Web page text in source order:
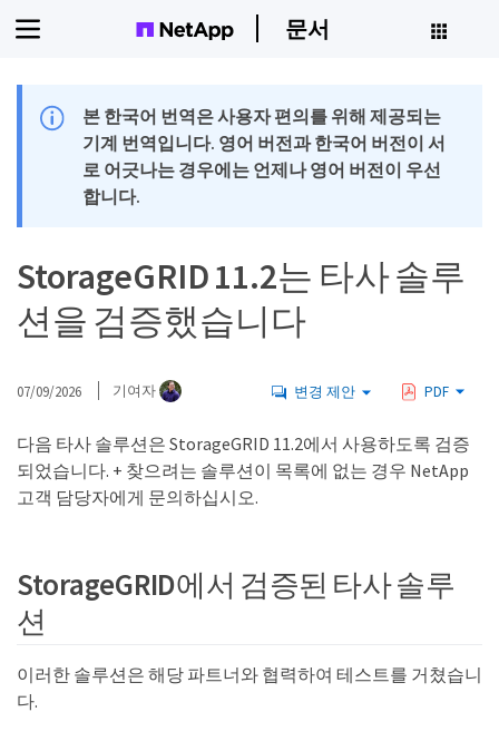
문서
본 한국어 번역은 사용자 편의를 위해 제공되는
기계 번역입니다. 영어 버전과 한국어 버전이 서
로 어긋나는 경우에는 언제나 영어 버전이 우선
합니다.
StorageGRID 11.2는 타사 솔루
션을 검증했습니다
07/09/2026 기여자 변경 제안 PDF
다음 타사 솔루션은 StorageGRID 11.2에서 사용하도록 검증
되었습니다. + 찾으려는 솔루션이 목록에 없는 경우 NetApp
고객 담당자에게 문의하십시오.
StorageGRID에서 검증된 타사 솔루
션
이러한 솔루션은 해당 파트너와 협력하여 테스트를 거쳤습니
다.